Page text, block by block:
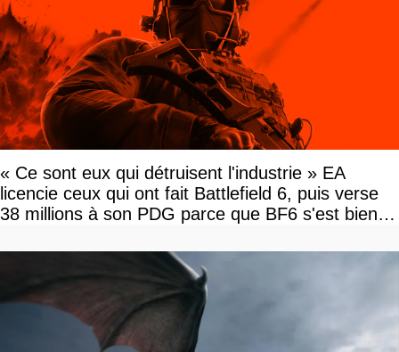
« Ce sont eux qui détruisent l'industrie » EA
licencie ceux qui ont fait Battlefield 6, puis verse
38 millions à son PDG parce que BF6 s'est bien